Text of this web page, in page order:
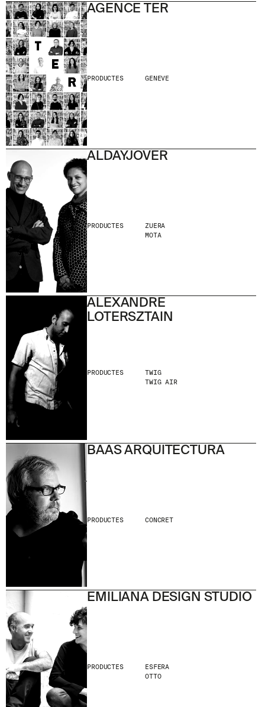
AGENCE TER
PRODUCTES GENEVE
ALDAYJOVER
PRODUCTES
ZUERA
MOTA
ALEXANDRE
LOTERSZTAIN
PRODUCTES
TWIG
TWIG AIR
BAAS ARQUITECTURA
PRODUCTES CONCRET
EMILIANA DESIGN STUDIO
PRODUCTES
ESFERA
OTTO